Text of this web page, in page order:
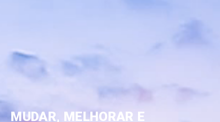
MUDAR, MELHORAR E